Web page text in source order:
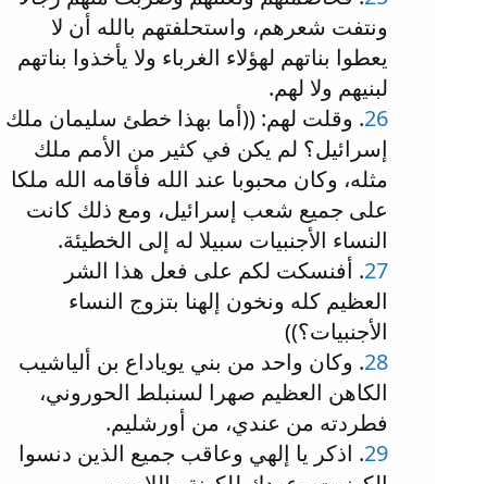
ونتفت شعرهم، واستحلفتهم بالله أن لا
يعطوا بناتهم لهؤلاء الغرباء ولا يأخذوا بناتهم
لبنيهم ولا لهم.
26. وقلت لهم: ((أما بهذا خطئ سليمان ملك
إسرائيل؟ لم يكن في كثير من الأمم ملك
مثله، وكان محبوبا عند الله فأقامه الله ملكا
على جميع شعب إسرائيل، ومع ذلك كانت
النساء الأجنبيات سبيلا له إلى الخطيئة.
27. أفنسكت لكم على فعل هذا الشر
العظيم كله ونخون إلهنا بتزوج النساء
الأجنبيات؟))
28. وكان واحد من بني يوياداع بن ألياشيب
الكاهن العظيم صهرا لسنبلط الحوروني،
فطردته من عندي، من أورشليم.
29. اذكر يا إلهي وعاقب جميع الذين دنسوا